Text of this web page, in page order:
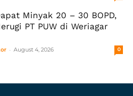
Minyak 20 – 30 BOPD,
PT PUW di Weriagar
- August 4, 2026 0